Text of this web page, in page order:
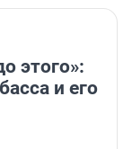
этого»:
и его